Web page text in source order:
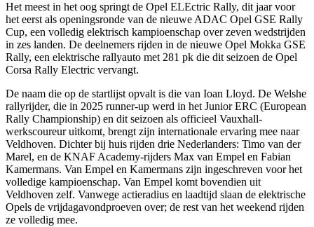
Het meest in het oog springt de Opel ELEctric Rally, dit jaar voor
het eerst als openingsronde van de nieuwe ADAC Opel GSE Rally
Cup, een volledig elektrisch kampioenschap over zeven wedstrijden
in zes landen. De deelnemers rijden in de nieuwe Opel Mokka GSE
Rally, een elektrische rallyauto met 281 pk die dit seizoen de Opel
Corsa Rally Electric vervangt.
De naam die op de startlijst opvalt is die van Ioan Lloyd. De Welshe
rallyrijder, die in 2025 runner-up werd in het Junior ERC (European
Rally Championship) en dit seizoen als officieel Vauxhall-
werkscoureur uitkomt, brengt zijn internationale ervaring mee naar
Veldhoven. Dichter bij huis rijden drie Nederlanders: Timo van der
Marel, en de KNAF Academy-rijders Max van Empel en Fabian
Kamermans. Van Empel en Kamermans zijn ingeschreven voor het
volledige kampioenschap. Van Empel komt bovendien uit
Veldhoven zelf. Vanwege actieradius en laadtijd slaan de elektrische
Opels de vrijdagavondproeven over; de rest van het weekend rijden
ze volledig mee.